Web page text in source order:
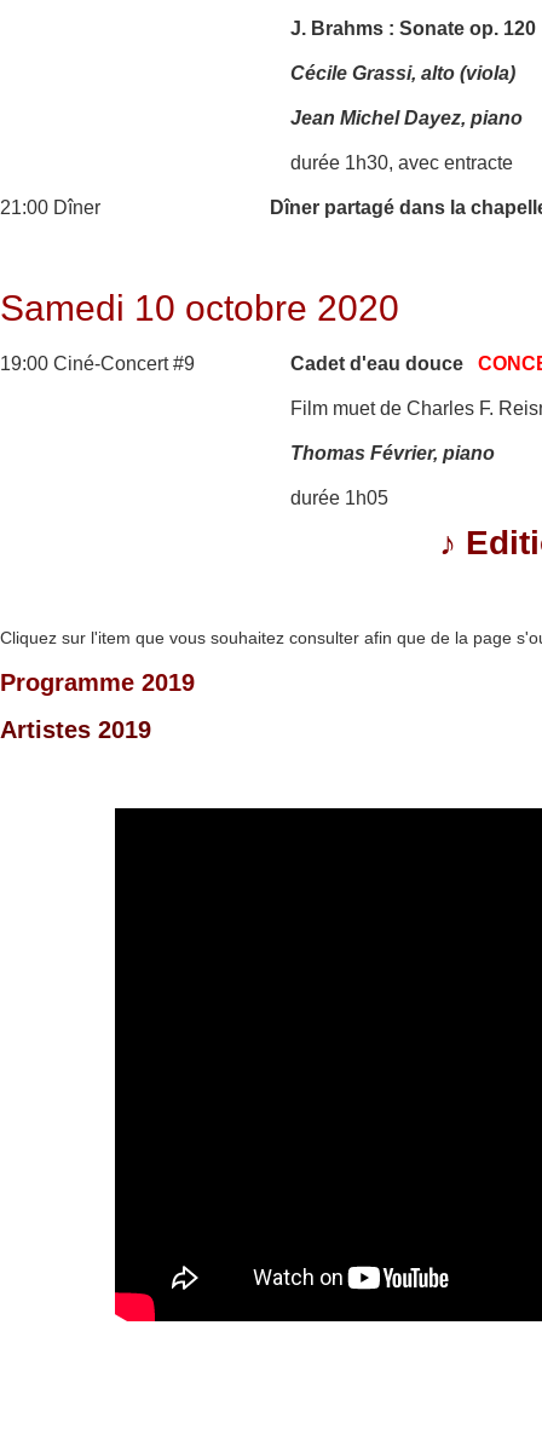
J. Brahms : Sonate op. 120
Cécile Grassi, alto (viola)
Jean Michel Dayez, piano
durée 1h30, avec entracte
21:00 Dîner Dîner partagé dans la
Samedi 10 octobre 2020
19:00 Ciné-Concert #9 Cadet d'eau douce
Film muet de Charles F.
Thomas Février, piano
durée 1h05
♪
Cliquez sur l'item que vous souhaitez consulter afin que de la page
Programme 2019
Artistes 2019